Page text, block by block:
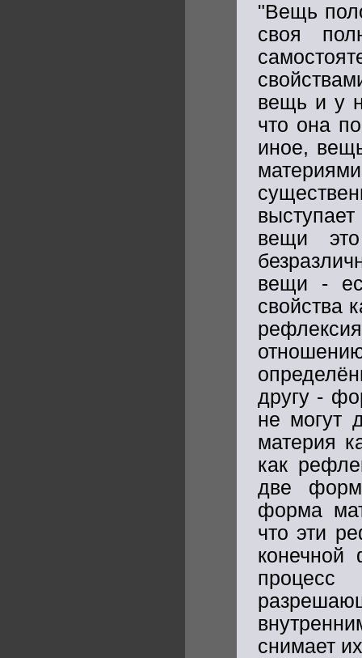
"Вещь
своя
вещь и у
что она
иное,
вещи
вещи -
свойства
другу -
не могут
материя
как
две
форма
что эти
процесс
снимает